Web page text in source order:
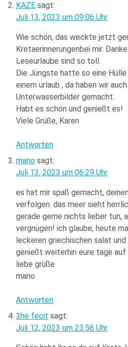
KAZE sagt:
Juli 13, 2023 um 09:06 Uhr
Wie schön, das weckte jetzt
Kretaerinnerungenbei mir.
Leseurlaube sind so toll.
Die Jüngste hatte so eine
einem urlaub , da haben wir
Unterwasserbilder gemacht.
Habt es schön und genießt es!
Viele Grüße, Karen
Antworten
mano sagt:
Juli 13, 2023 um 06:29 Uhr
es hat mir spaß gemacht,
verfolgen. das meer sieht
gerade gerne nichts lieber tun,
vergnügen! ich glaube, heute
leckeren griechischen salat
genießt weiterhin eure tage
liebe grüße
mano
Antworten
3he fecit sagt:
Juli 12, 2023 um 23:56 Uhr